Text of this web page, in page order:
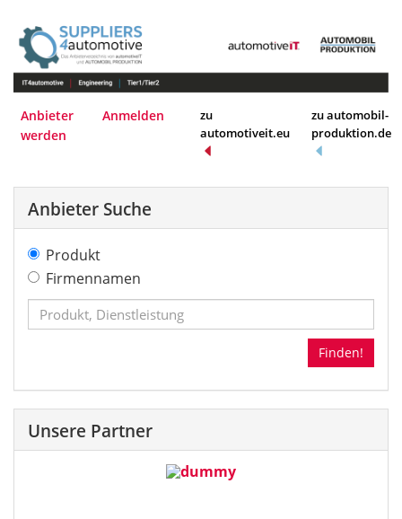
Anbieter
werden
Anmelden
zu
automotiveit.eu
zu automobil-
produktion.de
Unsere Partner
Anbieter Suche
Produkt
Firmennamen
Finden!